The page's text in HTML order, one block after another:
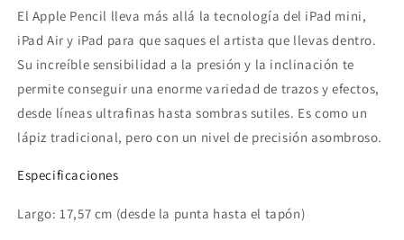
El Apple Pencil lleva más allá la tecnología del iPad mini,
iPad Air y iPad para que saques el artista que llevas dentro.
Su increíble sensibilidad a la presión y la inclinación te
permite conseguir una enorme variedad de trazos y efectos,
desde líneas ultrafinas hasta sombras sutiles. Es como un
lápiz tradicional, pero con un nivel de precisión asombroso.
Especificaciones
Largo: 17,57 cm (desde la punta hasta el tapón)